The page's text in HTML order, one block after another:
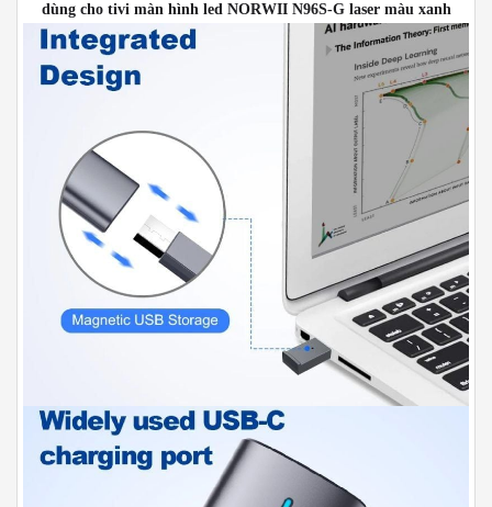
dùng cho tivi màn hình led NORWII N96S-G laser màu xanh